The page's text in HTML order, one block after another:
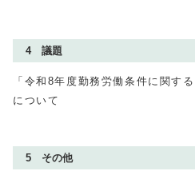
4 議題
「令和8年度勤務労働条件に関す
について
5 その他